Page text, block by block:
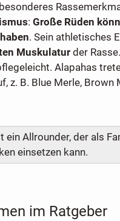
: Große Rüden
. Sein athletisches
Muskulaturder
Alapahas
z. B. Blue Merle, Brown
ein Allrounder, der als
einsetzen kann.
im Ratgeber